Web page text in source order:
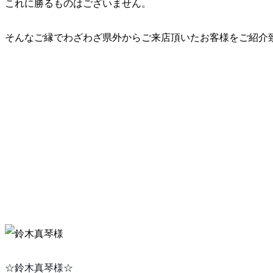
これに勝るものはございません。
そんなご縁でわざわざ県外からご来店頂いたお客様をご紹介
☆鈴木真琴様☆